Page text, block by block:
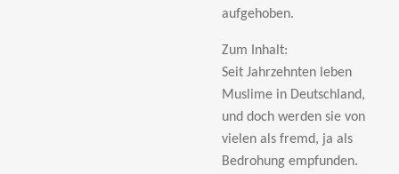
aufgehoben.
Zum Inhalt:
Seit Jahrzehnten leben
Muslime in Deutschland,
und doch werden sie von
vielen als fremd, ja als
Bedrohung empfunden.